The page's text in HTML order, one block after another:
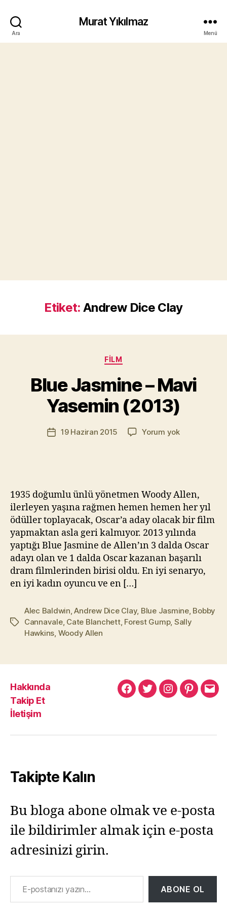
Ara
Murat Yıkılmaz
Menü
Etiket: Andrew Dice Clay
Kategoriler
FILM
Blue Jasmine – Mavi
Yasemin (2013)
Yazının
yazarı
r
M
u
a
a
z
Yazı19 Haziran 2015 Yorum yokBlue
1935 doğumlu ünlü yönetmen Woody Allen,
ilerleyen yaşına rağmen hemen hemen her yıl
ödüller toplayacak, Oscar’a aday olacak bir film
yapmaktan asla geri kalmıyor. 2013 yılında
yaptığı Blue Jasmine de Allen’ın 3 dalda Oscar
adayı olan ve 1 dalda Oscar kazanan başarılı
dram filmlerinden birisi oldu. En iyi senaryo,
en iyi kadın oyuncu ve en […]
Etiketler
Alec Baldwin ,Andrew Dice Clay, Blue Jasmine, Bobby
Cannavale, Cate Blanchett, Forest Gump, Sally
Hawkins Woody Allen
Hakkında
Takip Et
İletişim
MuratMuratMuratPinterest
Takipte Kalın
Bu bloga abone olmak ve e-posta
ile bildirimler almak için e-posta
adresinizi girin.
E-postanızı yazın…
ABONE OL